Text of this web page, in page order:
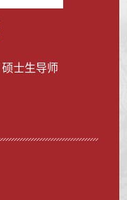
士生导师